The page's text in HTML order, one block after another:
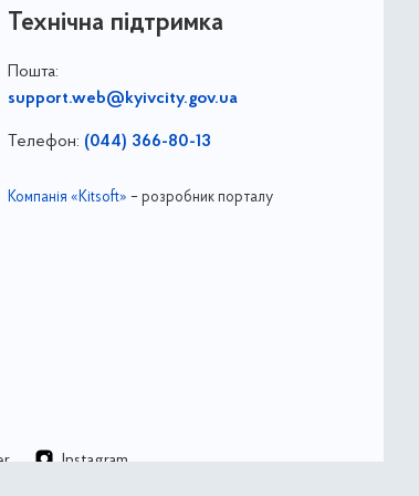
Технічна підтримка
Пошта:
support.web@kyivcity.gov.ua
Телефон: (044) 366-80-13
Компанія «Kitsoft» – розробник порталу
Instagram